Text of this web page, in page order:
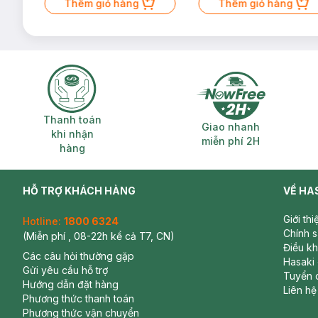
Thêm giỏ hàng Thêm giỏ hàng
Thanh toán khi nhận hàng
Thanh toán
khi nhận
hàng
Giao nhanh
Giao nhanh
miễn phí 2H
HỖ TRỢ KHÁCH HÀNG
Hotline: 1800 6324
(Miễn phí , 08-22h kể cả T7, CN)
Các câu hỏi thường gặp
Gửi yêu cầu hỗ trợ
Hướng dẫn đặt hàng
Phương thức thanh toán
Phương thức vận chuyển
VỀ
Giới
Chính
Điều
Hasaki
Tuyển
Liên hệ